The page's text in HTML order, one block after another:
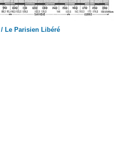
Le Parisien Libéré